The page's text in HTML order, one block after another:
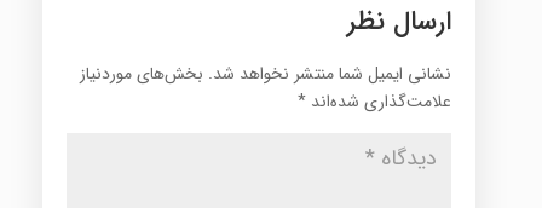
ارسال نظر
نشانی ایمیل شما منتشر نخواهد شد. بخش‌های موردنیاز
علامت‌گذاری شده‌اند *